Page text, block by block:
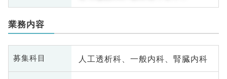
業務内容
募集科目 人工透析科、一般内科、腎臓内科